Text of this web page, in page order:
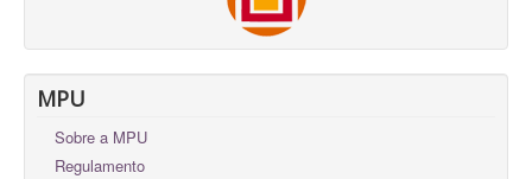
MPU
Sobre a MPU
Regulamento